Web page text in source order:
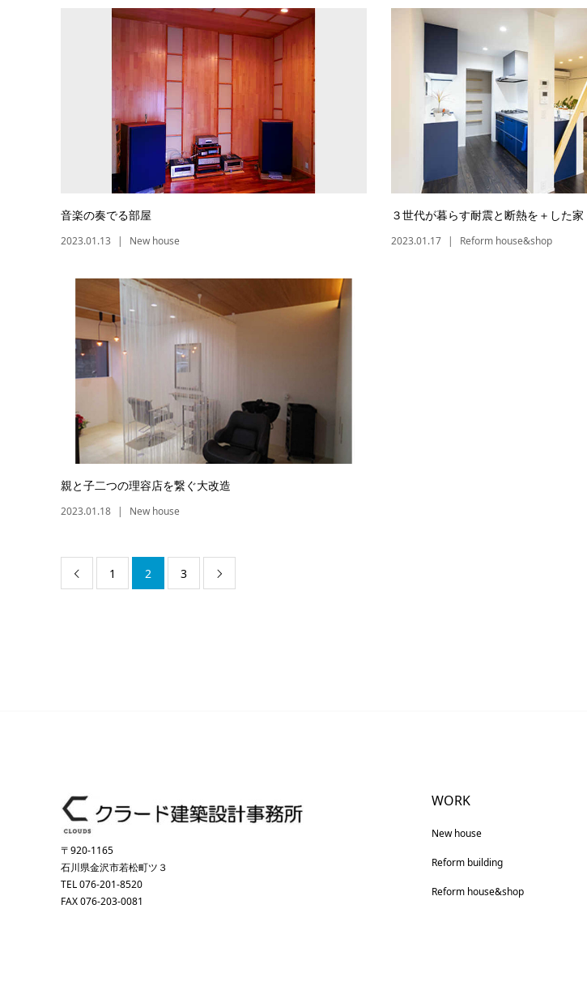
音楽の奏でる部屋
2023.01.13 New house
３世代が暮らす耐震と断熱を＋した家
2023.01.17 Reform house&shop
親と子二つの理容店を繋ぐ大改造
2023.01.18 New house
 1 2 3 
〒920-1165
石川県金沢市若松町ツ３
TEL 076-201-8520
FAX 076-203-0081
WORK
New house
Reform building
Reform house&shop